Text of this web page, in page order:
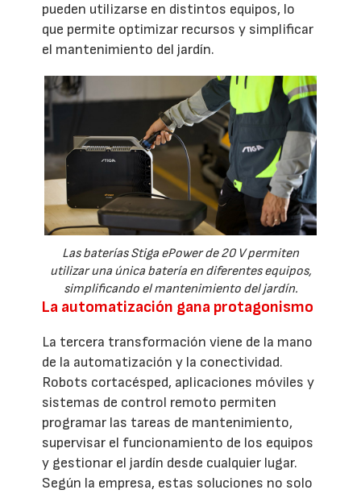
pueden utilizarse en distintos equipos, lo
que permite optimizar recursos y simplificar
el mantenimiento del jardín.
Las baterías Stiga ePower de 20 V permiten
utilizar una única batería en diferentes equipos,
simplificando el mantenimiento del jardín.
La automatización gana protagonismo
La tercera transformación viene de la mano
de la automatización y la conectividad.
Robots cortacésped, aplicaciones móviles y
sistemas de control remoto permiten
programar las tareas de mantenimiento,
supervisar el funcionamiento de los equipos
y gestionar el jardín desde cualquier lugar.
Según la empresa, estas soluciones no solo